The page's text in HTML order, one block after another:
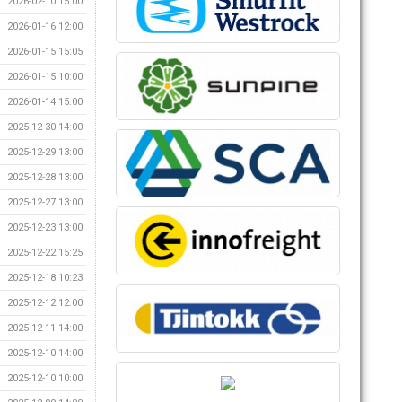
2026-01-16 12:00
2026-01-15 15:05
2026-01-15 10:00
2026-01-14 15:00
2025-12-30 14:00
2025-12-29 13:00
2025-12-28 13:00
2025-12-27 13:00
2025-12-23 13:00
2025-12-22 15:25
2025-12-18 10:23
2025-12-12 12:00
2025-12-11 14:00
2025-12-10 14:00
2025-12-10 10:00